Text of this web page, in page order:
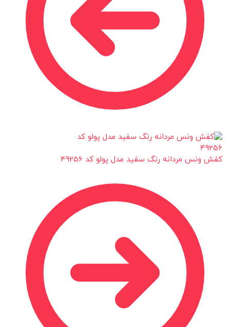
کفش ونس مردانه رنگ سفید مدل پولو کد 49256